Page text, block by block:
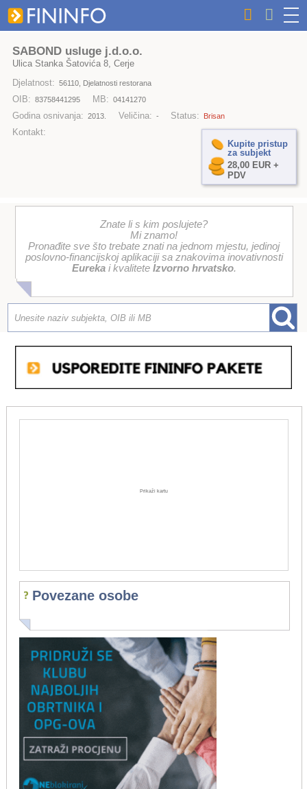
SABOND usluge j.d.o.o.
Ulica Stanka Šatovića 8, Cerje
Djelatnost: 56110, Djelatnosti restorana
OIB: 83758441295 MB: 04141270
Godina osnivanja: 2013. Veličina: - Status: Brisan
Kontakt:
Kupite pristup
za subjekt
28,00 EUR +
PDV
Znate li s kim poslujete?
Mi znamo!
Pronađite sve što trebate znati na jednom mjestu, jedinoj
poslovno-financijskoj aplikaciji sa znakovima inovativnosti
Eurekai kvalitete Izvorno hrvatsko.
Prikaži kartu
Povezane osobe